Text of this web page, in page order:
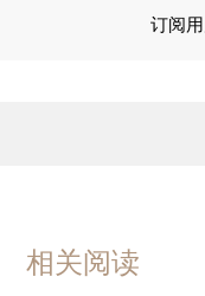
化城市美学建设
响力”为主题，
宾们从社区生活
更新，以及如何
订阅
相关阅读